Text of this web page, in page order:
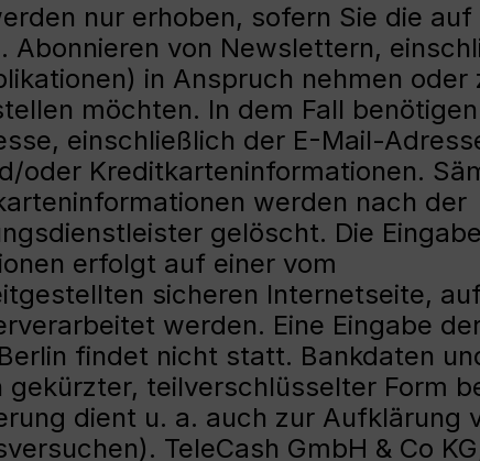
nur erhoben, sofern Sie die auf
Abonnieren von Newslettern,
in Anspruch nehmen oder
möchten. In dem Fall
einschließlich der E-Mail-
oder Kreditkarteninformationen.
werden nach der
gelöscht. Die
erfolgt auf einer vom
sicheren Internetseite,
werden. Eine Eingabe
findet nicht statt. Bankdaten
teilverschlüsselter Form
dient u. a. auch zur Aufklärung
TeleCash GmbH & Co